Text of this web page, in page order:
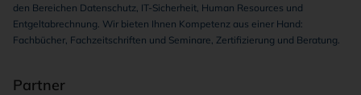
den Bereichen Datenschutz, IT-Sicherheit, Human Resources und
Entgeltabrechnung. Wir bieten Ihnen Kompetenz aus einer Hand:
Fachbücher, Fachzeitschriften und Seminare, Zertifizierung und Beratung.
Partner